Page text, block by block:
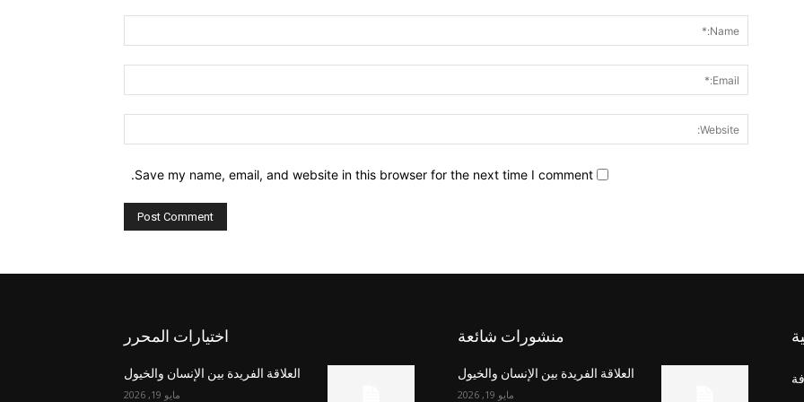
Save my name, email, and website in this browser for the next time I comment.
اختيارات المحرر
العلاقة الفريدة بين الإنسان والخيول
مايو 19, 2026
منشورات شائعة
العلاقة الفريدة بين الإنسان والخيول
مايو 19, 2026